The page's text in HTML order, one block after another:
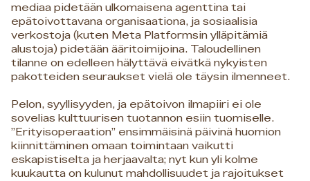
mediaa pidetään ulkomaisena agenttina tai
epätoivottavana organisaationa, ja sosiaalisia
verkostoja (kuten Meta Platformsin ylläpitämiä
alustoja) pidetään ääritoimijoina. Taloudellinen
tilanne on edelleen hälyttävä eivätkä nykyisten
pakotteiden seuraukset vielä ole täysin ilmenneet.
Pelon, syyllisyyden, ja epätoivon ilmapiiri ei ole
sovelias kulttuurisen tuotannon esiin tuomiselle.
”Erityisoperaation” ensimmäisinä päivinä huomion
kiinnittäminen omaan toimintaan vaikutti
eskapistiselta ja herjaavalta; nyt kun yli kolme
kuukautta on kulunut mahdollisuudet ja rajoitukset